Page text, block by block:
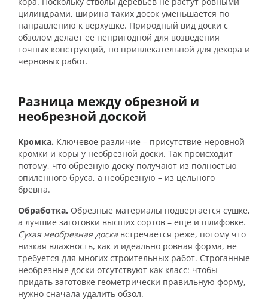
цилиндрами, ширина таких досок уменьшается по
направлению к верхушке. Природный вид доски с
обзолом делает ее непригодной для возведения
точных конструкций, но привлекательной для декора и
черновых работ.
Разница между обрезной и
необрезной доской
Кромка. Ключевое различие – присутствие неровной
кромки и коры у необрезной доски. Так происходит
потому, что обрезную доску получают из полностью
опиленного бруса, а необрезную – из цельного
бревна.
Обработка. Обрезные материалы подвергается сушке,
а лучшие заготовки высших сортов – еще и шлифовке.
Сухая необрезная доска встречается реже, потому что
низкая влажность, как и идеально ровная форма, не
требуется для многих строительных работ. Строганные
необрезные доски отсутствуют как класс: чтобы
придать заготовке геометрически правильную форму,
нужно сначала удалить обзол.